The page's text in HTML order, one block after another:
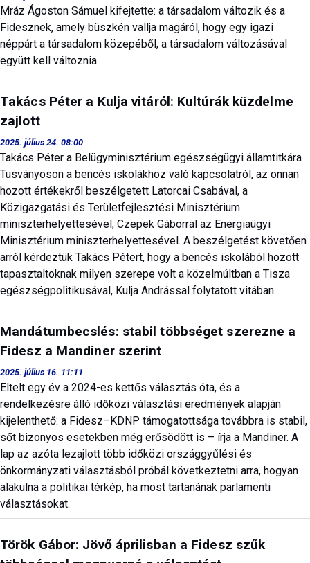
Mráz Ágoston Sámuel kifejtette: a társadalom változik és a
Fidesznek, amely büszkén vallja magáról, hogy egy igazi
néppárt a társadalom közepéből, a társadalom változásával
együtt kell változnia.
Takács Péter a Kulja vitáról: Kultúrák küzdelme
zajlott
2025. július 24. 08:00
Takács Péter a Belügyminisztérium egészségügyi államtitkára
Tusványoson a bencés iskolákhoz való kapcsolatról, az onnan
hozott értékekről beszélgetett Latorcai Csabával, a
Közigazgatási és Területfejlesztési Minisztérium
miniszterhelyettesével, Czepek Gáborral az Energiaügyi
Minisztérium miniszterhelyettesével. A beszélgetést követően
arról kérdeztük Takács Pétert, hogy a bencés iskolából hozott
tapasztaltoknak milyen szerepe volt a közelmúltban a Tisza
egészségpolitikusával, Kulja Andrással folytatott vitában.
Mandátumbecslés: stabil többséget szerezne a
Fidesz a Mandiner szerint
2025. július 16. 11:11
Eltelt egy év a 2024-es kettős választás óta, és a
rendelkezésre álló időközi választási eredmények alapján
kijelenthető: a Fidesz–KDNP támogatottsága továbbra is stabil,
sőt bizonyos esetekben még erősödött is – írja a Mandiner. A
lap az azóta lezajlott több időközi országgyűlési és
önkormányzati választásból próbál következtetni arra, hogyan
alakulna a politikai térkép, ha most tartanának parlamenti
választásokat.
Török Gábor: Jövő áprilisban a Fidesz szűk